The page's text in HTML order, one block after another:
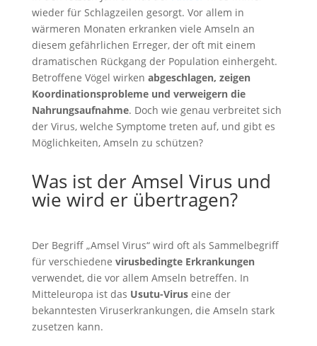
wieder für Schlagzeilen gesorgt. Vor allem in
wärmeren Monaten erkranken viele Amseln an
diesem gefährlichen Erreger, der oft mit einem
dramatischen Rückgang der Population einhergeht.
Betroffene Vögel wirken abgeschlagen, zeigen
Koordinationsprobleme und verweigern die
Nahrungsaufnahme. Doch wie genau verbreitet sich
der Virus, welche Symptome treten auf, und gibt es
Möglichkeiten, Amseln zu schützen?
Was ist der Amsel Virus und
wie wird er übertragen?
Der Begriff „Amsel Virus“ wird oft als Sammelbegriff
für verschiedene virusbedingte Erkrankungen
verwendet, die vor allem Amseln betreffen. In
Mitteleuropa ist das Usutu-Viruseine der
bekanntesten Viruserkrankungen, die Amseln stark
zusetzen kann.